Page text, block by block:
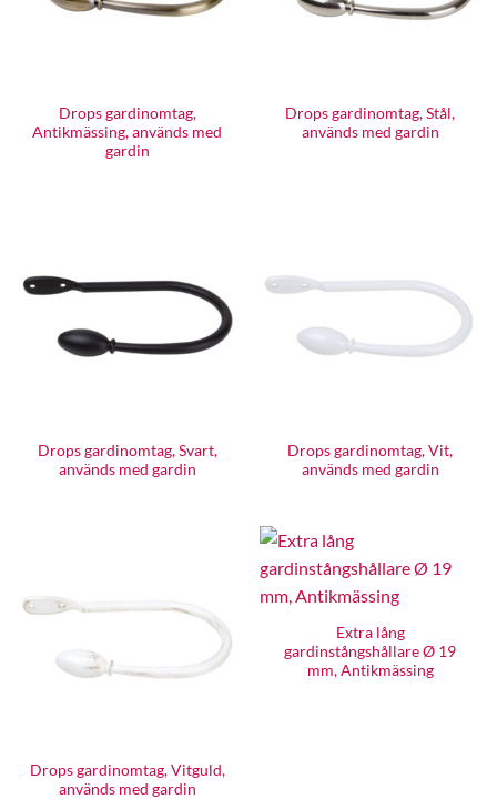
Drops gardinomtag,
Antikmässing, används med
gardin
Drops gardinomtag, Stål,
används med gardin
Drops gardinomtag, Svart,
används med gardin
Drops gardinomtag, Vit,
används med gardin
Drops gardinomtag, Vitguld,
används med gardin
Extra lång
gardinstångshållare Ø 19
mm, Antikmässing